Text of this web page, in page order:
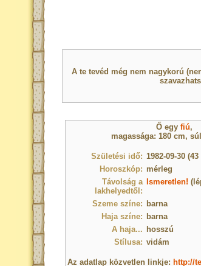
A te tevéd még nem nagykorú
Ő egy fiú,
magassága: 180 cm,
Születési idő: 1982-09-30
Horoszkóp: mérleg
Távolság a
lakhelyedtől:
Ismeretlen!
Szeme színe: barna
Haja színe: barna
A haja... hosszú
Stílusa: vidám
Az adatlap közvetlen linkje: http://